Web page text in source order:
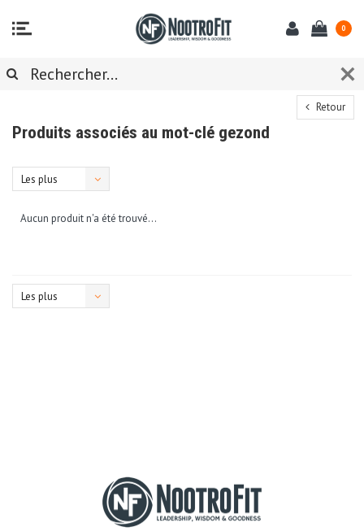
0
Retour
Produits associés au mot-clé gezond
Les plus
Aucun produit n'a été trouvé...
Les plus